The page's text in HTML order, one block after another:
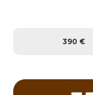
390 €